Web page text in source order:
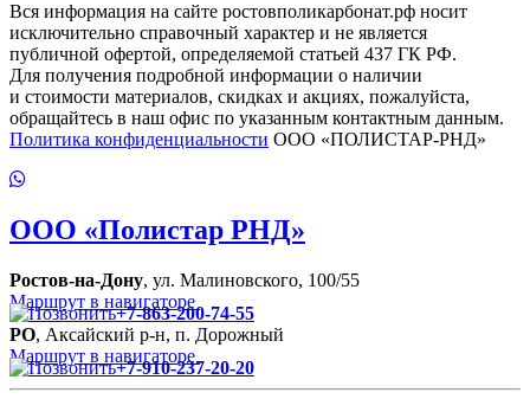
Вся информация на сайте ростовполикарбонат.рф носит
исключительно справочный характер и не является
публичной офертой, определяемой статьей 437 ГК РФ.
Для получения подробной информации о наличии
и стоимости материалов, скидках и акциях, пожалуйста,
обращайтесь в наш офис по указанным контактным данным.
Политика конфиденциальности ООО «ПОЛИСТАР-РНД»
ООО «Полистар РНД»
Ростов-на-Дону, ул. Малиновского, 100/55
Маршрут в навигаторе
+7-863-200-74-55
РО, Аксайский р-н, п. Дорожный
Маршрут в навигаторе
+7-910-237-20-20